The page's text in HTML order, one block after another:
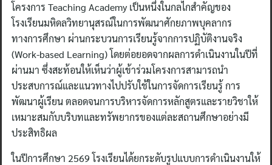
โครงการ Teaching Academy เป็นหนึ่งในกลไกสำคัญของ
โรงเรียนมหิดลวิทยานุสรณ์ในการพัฒนาศักยภาพบุคลากร
ทางการศึกษา ผ่านกระบวนการเรียนรู้จากการปฏิบัติงานจริง
(Work-based Learning) โดยต่อยอดจากผลการดำเนินงานในปีที่
ผ่านมา ซึ่งสะท้อนให้เห็นว่าผู้เข้าร่วมโครงการสามารถนำ
ประสบการณ์และแนวทางไปปรับใช้ในการจัดการเรียนรู้ การ
พัฒนาผู้เรียน ตลอดจนการบริหารจัดการหลักสูตรและรายวิชาให้
เหมาะสมกับบริบทและทรัพยากรของแต่ละสถานศึกษาอย่างมี
ประสิทธิผล
ในปีการศึกษา 2569 โรงเรียนได้ยกระดับรูปแบบการดำเนินงานให้